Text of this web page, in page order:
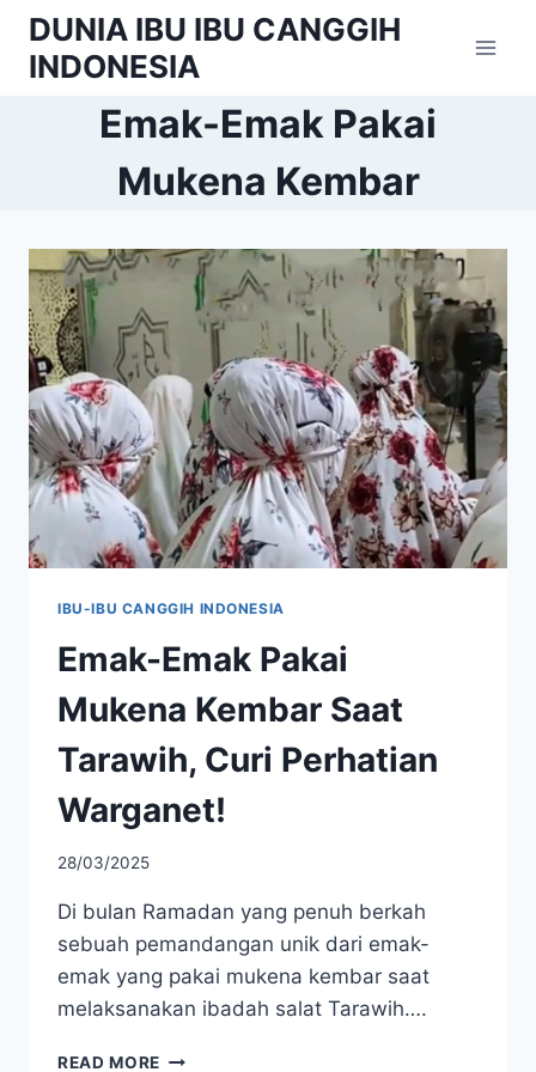
Skip
content
DUNIA IBU IBU CANGGIH
INDONESIA
Emak-Emak Pakai
Mukena Kembar
IBU-IBU CANGGIH INDONESIA
Emak-Emak Pakai
Mukena Kembar Saat
Tarawih, Curi Perhatian
Warganet!
28/03/2025
Di bulan Ramadan yang penuh berkah
sebuah pemandangan unik dari emak-
emak yang pakai mukena kembar saat
melaksanakan ibadah salat Tarawih….
READ MORE EMAK-